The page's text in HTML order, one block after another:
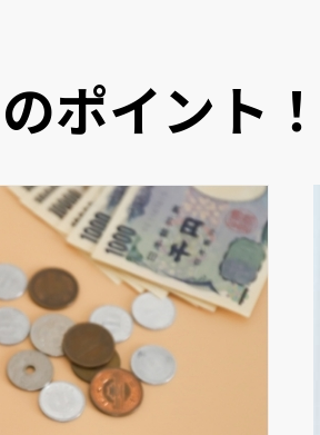
ポイント！